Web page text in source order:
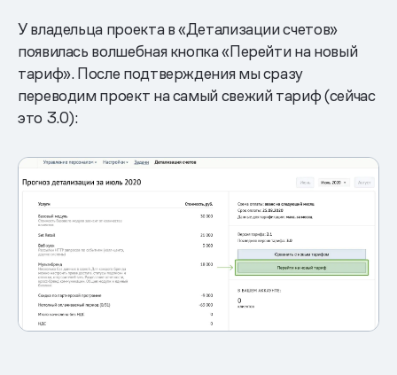
У владельца проекта в «Детализации счетов»
появилась волшебная кнопка «Перейти на новый
тариф». После подтверждения мы сразу
переводим проект на самый свежий тариф (сейчас
это 3.0):